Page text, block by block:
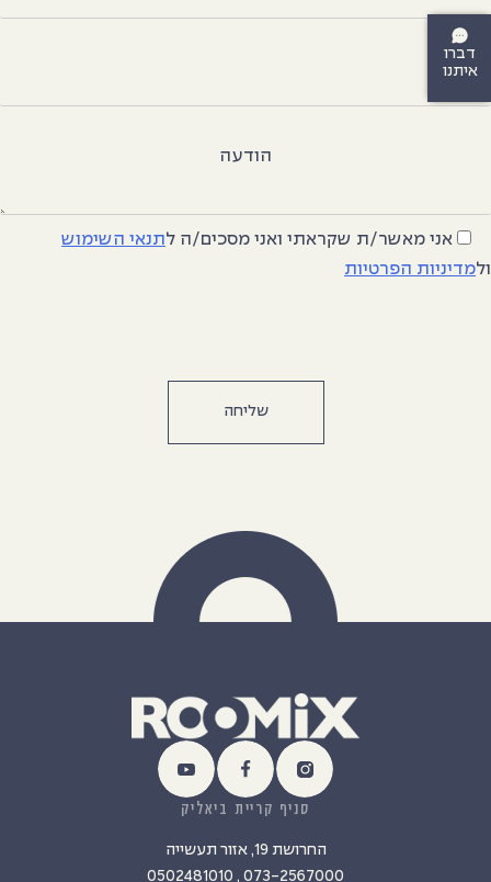
עיר
הודעה
אני מאשר/ת שקראתי ואני מסכים/ה לתנאי השימוש
ולמדיניות הפרטיות
סניף קריית ביאליק
החרושת 19, אזור תעשייה
073-2567000 , 0502481010
דברו
איתנו